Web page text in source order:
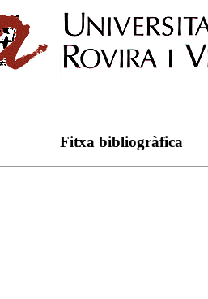
Fitxa bibliogràfica